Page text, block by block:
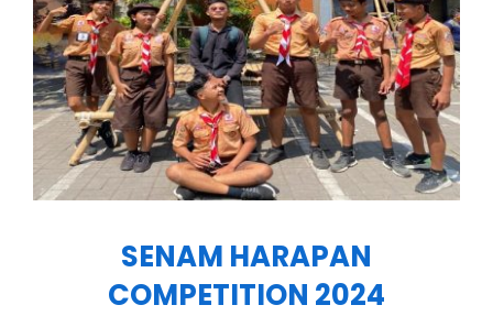
SENAM HARAPAN
COMPETITION 2024